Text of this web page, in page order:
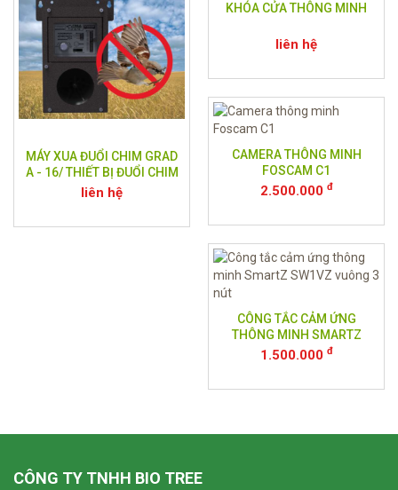
MÁY XUA ĐUỔI CHIM GRAD
A - 16/ THIẾT BỊ ĐUỔI CHIM
liên hệ
KHÓA CỬA THÔNG MINH
liên hệ
CAMERA THÔNG MINH
FOSCAM C1
2.500.000 đ
CÔNG TẮC CẢM ỨNG
THÔNG MINH SMARTZ
SW1VZ VUÔNG 3 NÚT
1.500.000 đ
CÔNG TY TNHH BIO TREE